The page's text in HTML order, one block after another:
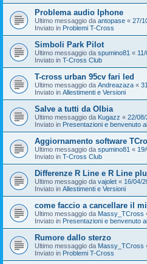
Problema audio Iphone
Ultimo messaggio da antopase « 27/
Inviato in Problemi T-Cross
Simboli Park Pilot
Ultimo messaggio da spumino81 «
Inviato in T-Cross Club
T-cross urban 95cv fari led
Ultimo messaggio da Andreazaza «
Inviato in Allestimenti e Versioni
Salve a tutti da Olbia
Ultimo messaggio da Kugazz « 22/
Inviato in Presentazioni e benvenuto
Aggiornamento software
Ultimo messaggio da spumino81 «
Inviato in T-Cross Club
Differenze R Line e R Line
Ultimo messaggio da vajolet « 16/04/
Inviato in Allestimenti e Versioni
come faccio a cancellare il
Ultimo messaggio da Massy_TCross
Inviato in Presentazioni e benvenuto
Rumore dallo sterzo
Ultimo messaggio da Massy_TCross
Inviato in Problemi T-Cross